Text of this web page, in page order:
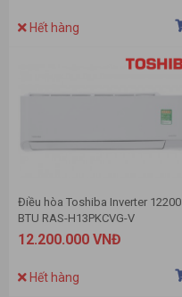
Hết hàng
Điều hòa Toshiba Inverter 12200
BTU RAS-H13PKCVG-V
12.200.000 VNĐ
Hết hàng